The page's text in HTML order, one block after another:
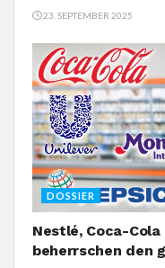
23. SEPTEMBER 2025
DOSSIER
Nestlé, Coca-Cola
beherrschen den